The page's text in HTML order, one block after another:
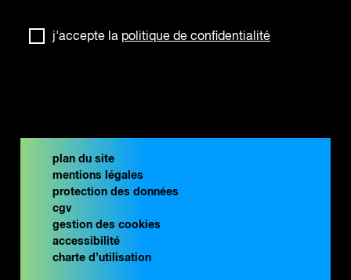
j'accepte la politique de confidentialité
plan du site
mentions légales
protection des données
cgv
gestion des cookies
accessibilité
charte d’utilisation